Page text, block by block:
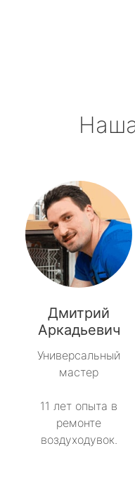
Дмитрий
Аркадьевич
Универсальный
мастер
11 лет опыта в
ремонте
воздуходувок.